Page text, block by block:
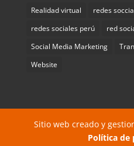
Realidad virtual
redes
redes sociales perú
red
Social Media Marketing
Website
Sitio web creado y
Política de